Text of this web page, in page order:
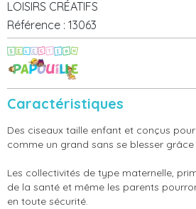
LOISIRS CRÉATIFS
Référence : 13063
Caractéristiques
Des ciseaux taille enfant et conçus
comme un grand sans se blesser
Les collectivités de type maternelle,
de la santé et même les parents
en toute sécurité.